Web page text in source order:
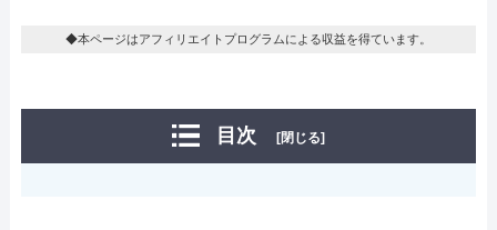
◆本ページはアフィリエイトプログラムによる収益を得ています。
目次 [閉じる]